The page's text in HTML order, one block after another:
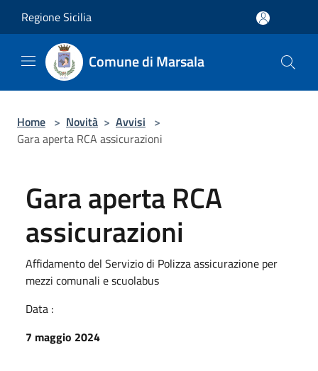
Regione Sicilia
Comune di Marsala
Home > Novità > Avvisi >
Gara aperta RCA assicurazioni
Gara aperta RCA
assicurazioni
Affidamento del Servizio di Polizza assicurazione per
mezzi comunali e scuolabus
Data :
7 maggio 2024